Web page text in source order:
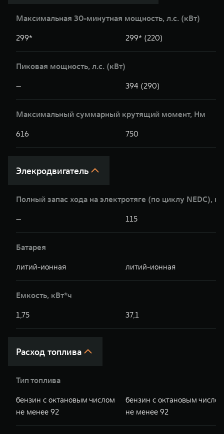
Максимальная 30-минутная мощность, л.c. (кВт)
299* 299* (220)
Пиковая мощность, л.с. (кВт)
— 394 (290)
Максимальный суммарный крутящий момент, Нм
616 750
Элекродвигатель
Полный запас хода на электротяге (по циклу NEDC),
— 115
Батарея
литий-ионная литий-ионная
Емкость, кВт*ч
1,75 37,1
Расход топлива
Тип топлива
бензин с октановым числом
не менее 92
бензин с октановым числом
не менее 92